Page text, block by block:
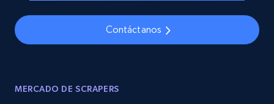
Contáctanos
MERCADO DE SCRAPERS